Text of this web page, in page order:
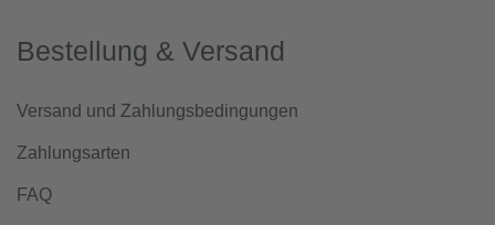
Bestellung & Versand
Versand und Zahlungsbedingungen
Zahlungsarten
FAQ